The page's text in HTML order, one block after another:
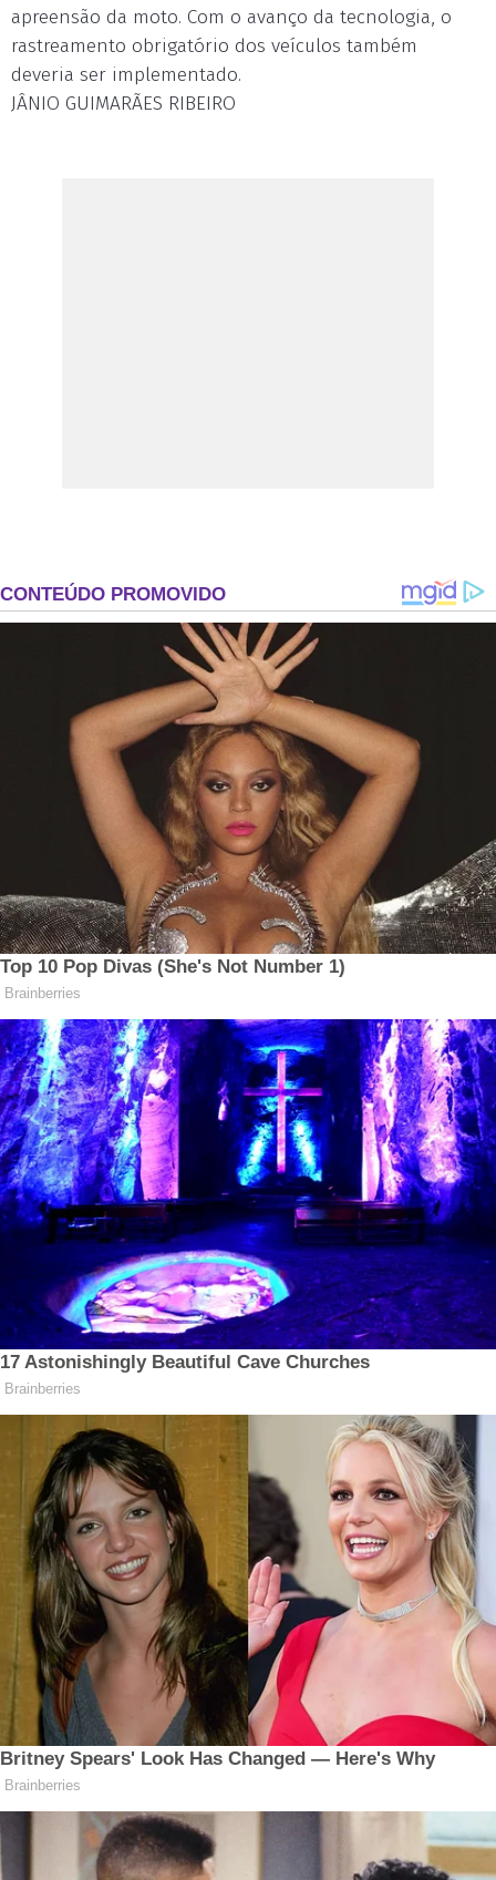
apreensão da moto. Com o avanço da tecnologia, o
rastreamento obrigatório dos veículos também
deveria ser implementado.
JÂNIO GUIMARÃES RIBEIRO